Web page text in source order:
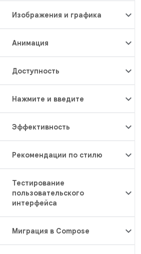
Изображения и графика
Анимация
Доступность
Нажмите и введите
Эффективность
Рекомендации по стилю
Тестирование
пользовательского
интерфейса
Миграция в Compose